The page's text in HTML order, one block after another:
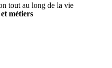
tout au long de la vie
métiers